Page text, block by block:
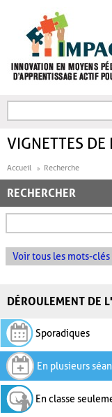
FORMULAIRE DE
VIGNETTES DE
Accueil Recherche
RECHERCHER
Voir tous les mots-clés
DÉROULEMENT DE
Sporadiques
En plusieurs
En classe